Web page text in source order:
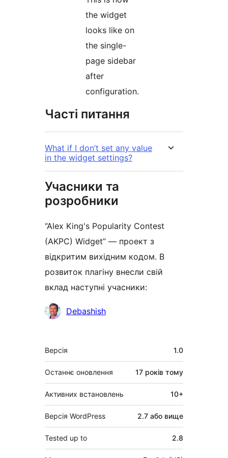
the widget
looks like on
the single-
page sidebar
after
configuration.
Часті питання
What if I don’t set any value
in the widget settings?
Учасники та
розробники
“Alex King's Popularity Contest
(AKPC) Widget” — проект з
відкритим вихідним кодом. В
розвиток плагіну внесли свій
вклад наступні учасники:
УчасникиDebashish
Мета
Версія 1.0
Останнє оновлення 17 років тому
Активних встановлень 10+
Версія WordPress 2.7 або вище
Tested up to 2.8